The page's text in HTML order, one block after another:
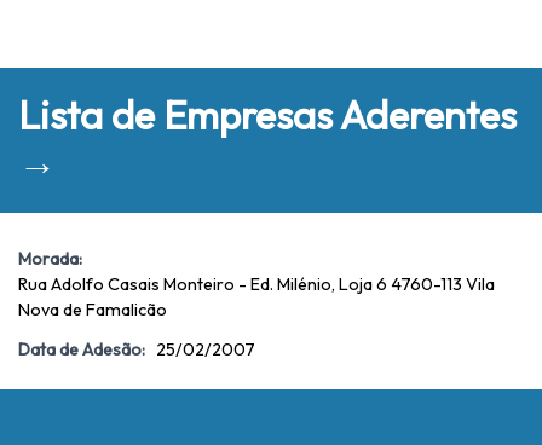
Lista de Empresas Aderentes
→
Morada:
Rua Adolfo Casais Monteiro - Ed. Milénio, Loja 6 4760-113 Vila
Nova de Famalicão
Data de Adesão: 25/02/2007